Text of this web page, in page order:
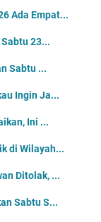
Ada Empat...
23...
Sabtu ...
Ingin Ja...
Ini ...
di Wilayah...
Ditolak, ...
Sabtu S...